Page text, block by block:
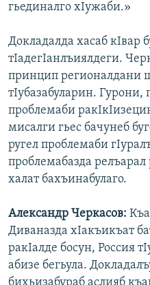
гьединалго хIужаби.»
Докладалда хасаб кIвар
тIадегIанлъиялдеги.
принцип регионалдани
тIубазабуларин. Гурони,
проблемаби
мисалги гьес бачунеб
ругел проблемаби
проблемабазда
халат бахъинабулаго.
Александр Черкасов:
Диваназда хIакъикъат
ракIалде босун, Россия
абизе бегьула.